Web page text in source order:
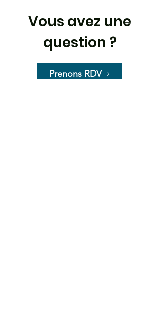
Vous avez une
question ?
Prenons RDV